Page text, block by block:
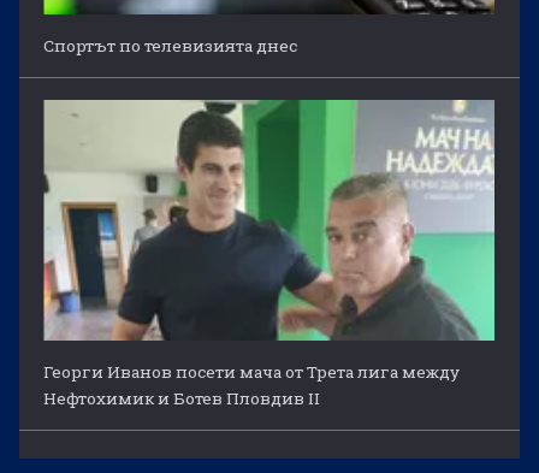
Спортът по телевизията днес
Георги Иванов посети мача от Трета лига между
Нефтохимик и Ботев Пловдив II